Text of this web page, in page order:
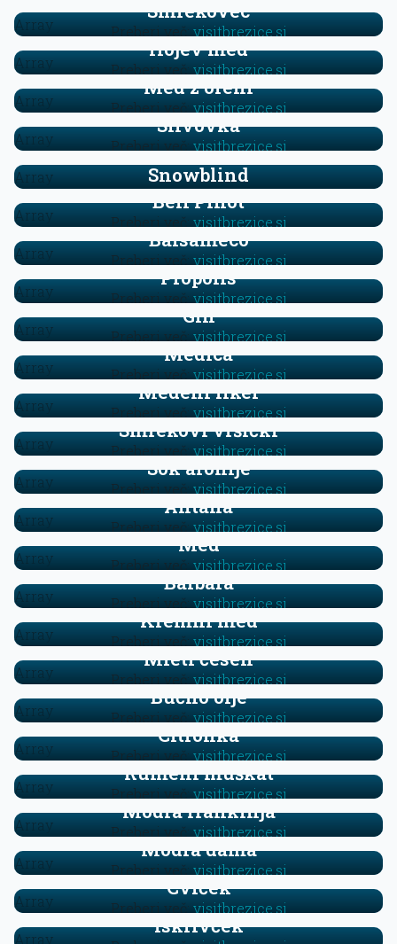
Smrekovec
Preberi več:visitbrezice.si
Array
Hojev med
Preberi več:visitbrezice.si
Array
Med z orehi
Preberi več:visitbrezice.si
Array
Slivovka
Preberi več:visitbrezice.si
Array
Snowblind
Array
Beli Pinot
Preberi več:visitbrezice.si
Array
Balsameco
Preberi več:visitbrezice.si
Array
Propolis
Preberi več:visitbrezice.si
Array
Gin
Preberi več:visitbrezice.si
Array
Medica
Preberi več:visitbrezice.si
Array
Medeni liker
Preberi več:visitbrezice.si
Array
Smrekovi vršički
Preberi več:visitbrezice.si
Array
Sok aronije
Preberi več:visitbrezice.si
Array
Antana
Preberi več:visitbrezice.si
Array
Med
Preberi več:visitbrezice.si
Array
Barbara
Preberi več:visitbrezice.si
Array
Kremni med
Preberi več:visitbrezice.si
Array
Mleti česen
Preberi več:visitbrezice.si
Array
Bučno olje
Preberi več:visitbrezice.si
Array
Citronka
Preberi več:visitbrezice.si
Array
Rumeni muškat
Preberi več:visitbrezice.si
Array
Modra frankinja
Preberi več:visitbrezice.si
Array
Modra dama
Preberi več:visitbrezice.si
Array
Cviček
Preberi več:visitbrezice.si
Array
Iskrivček
Array